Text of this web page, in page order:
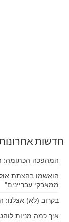
חדשות
המהפכה הכתומה:
הואשמו בהצתת
ממאבקי עבריינים"
בקרוב (לא) אצלנו:
איך כמה מניות